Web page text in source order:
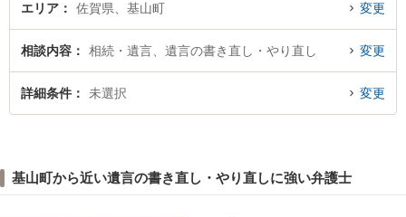
エリア 佐賀県、基山町 変更
相談内容 相続・遺言、遺言の書き直し・やり直し 変更
詳細条件 未選択 変更
基山町から近い遺言の書き直し・やり直しに強い弁護士